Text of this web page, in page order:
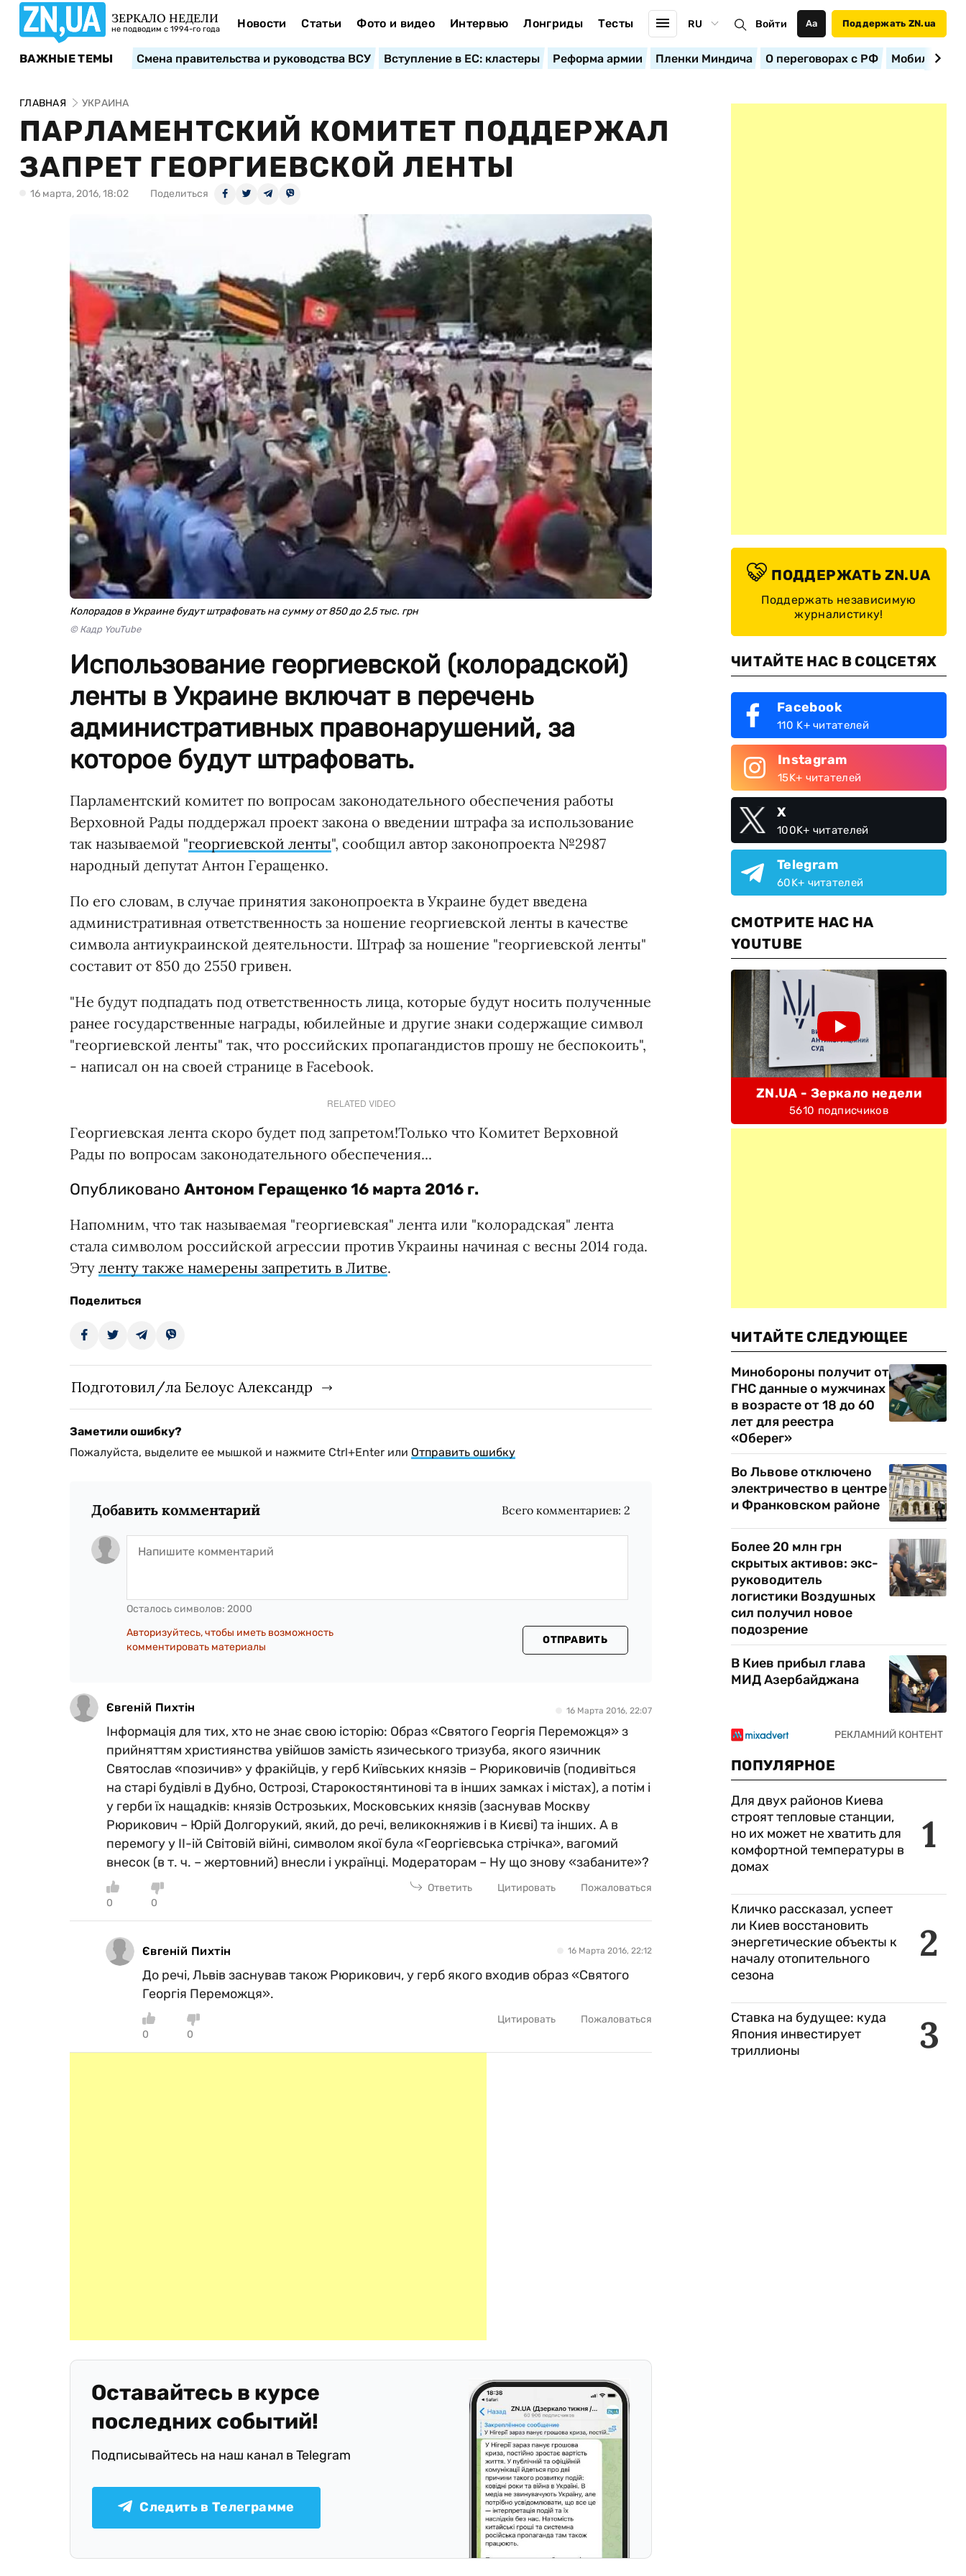
ЗЕРКАЛО НЕДЕЛИ
не подводим с 1994-го года Новости Статьи Фото и видео Интервью Лонгриды Тесты RU Войти Аа Поддержать ZN.ua
ВАЖНЫЕ ТЕМЫ Смена правительства и руководства ВСУ Вступление в ЕС: кластеры Реформа армии Пленки Миндича О переговорах с РФ
ГЛАВНАЯ УКРАИНА
ПАРЛАМЕНТСКИЙ КОМИТЕТ ПОДДЕРЖАЛ
ЗАПРЕТ ГЕОРГИЕВСКОЙ ЛЕНТЫ
16 марта, 2016, 18:02 Поделиться
Колорадов в Украине будут штрафовать на сумму от 850 до 2,5 тыс. грн
© Кадр YouTube
Использование георгиевской (колорадской)
ленты в Украине включат в перечень
административных правонарушений, за
которое будут штрафовать.
Парламентский комитет по вопросам законодательного обеспечения работы
Верховной Рады поддержал проект закона о введении штрафа за использование
так называемой "георгиевской ленты", сообщил автор законопроекта №2987
народный депутат Антон Геращенко.
По его словам, в случае принятия законопроекта в Украине будет введена
административная ответственность за ношение георгиевской ленты в качестве
символа антиукраинской деятельности. Штраф за ношение "георгиевской ленты"
составит от 850 до 2550 гривен.
"Не будут подпадать под ответственность лица, которые будут носить полученные
ранее государственные награды, юбилейные и другие знаки содержащие символ
"георгиевской ленты" так, что российских пропагандистов прошу не беспокоить",
- написал он на своей странице в Facebook.
RELATED VIDEO
Георгиевская лента скоро будет под запретом!Только что Комитет Верховной
Рады по вопросам законодательного обеспечения...
Опубликовано Антоном Геращенко16 марта 2016 г.
Напомним, что так называемая "георгиевская" лента или "колорадская" лента
стала символом российской агрессии против Украины начиная с весны 2014 года.
Эту ленту также намерены запретить в Литве.
Поделиться
Подготовил/ла Белоус Александр
Заметили ошибку?
Пожалуйста, выделите ее мышкой и нажмите Ctrl+Enter или Отправить ошибку
Добавить комментарий Всего комментариев: 2
Осталось символов: 2000
Авторизуйтесь, чтобы иметь возможность
комментировать материалы
ОТПРАВИТЬ
Євгеній Пихтін 16 Марта 2016, 22:07
Інформація для тих, хто не знає свою історію: Образ «Святого Георгія Переможця» з
прийняттям християнства увійшов замість язичеського тризуба, якого язичник
Святослав «позичив» у фракійців, у герб Київських князів – Рюриковичів (подивіться
на старі будівлі в Дубно, Острозі, Старокостянтинові та в інших замках і містах), а потім і
у герби їх нащадків: князів Острозьких, Московських князів (заснував Москву
Рюрикович – Юрій Долгорукий, який, до речі, великокняжив і в Києві) та інших. А в
перемогу у ІІ-ій Світовій війні, символом якої була «Георгієвська стрічка», вагомий
внесок (в т. ч. – жертовний) внесли і українці. Модераторам – Ну що знову «забаните»?
0 0
Ответить Цитировать Пожаловаться
Євгеній Пихтін 16 Марта 2016, 22:12
До речі, Львів заснував також Рюрикович, у герб якого входив образ «Святого
Георгія Переможця».
0 0
Цитировать Пожаловаться
Оставайтесь в курсе
последних событий!
Подписывайтесь на наш канал в Telegram
Следить в Телеграмме
ПОДДЕРЖАТЬ ZN.UA
Поддержать независимую
журналистику!
ЧИТАЙТЕ НАС В СОЦСЕТЯХ
Facebook
110 K+ читателей
Instagram
15K+ читателей
X
100K+ читателей
Telegram
60K+ читателей
СМОТРИТЕ НАС НА
YOUTUBE
ZN.UA - Зеркало недели
5610 подписчиков
ЧИТАЙТЕ СЛЕДУЮЩЕЕ
Минобороны получит от
ГНС данные о мужчинах
в возрасте от 18 до 60
лет для реестра
«Оберег»
Во Львове отключено
электричество в центре
и Франковском районе
Более 20 млн грн
скрытых активов: экс-
руководитель
логистики Воздушных
сил получил новое
подозрение
В Киев прибыл глава
МИД Азербайджана
ПОПУЛЯРНОЕ
1
Для двух районов Киева
строят тепловые станции,
но их может не хватить для
комфортной температуры в
домах
2
Кличко рассказал, успеет
ли Киев восстановить
энергетические объекты к
началу отопительного
сезона
3
Ставка на будущее: куда
Япония инвестирует
триллионы